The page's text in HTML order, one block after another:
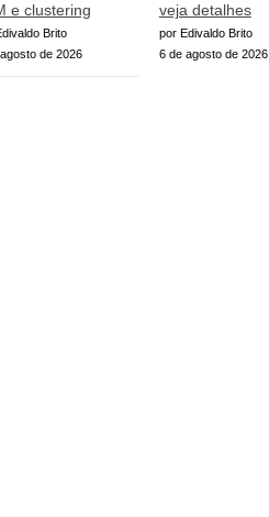
e clustering
Brito
de 2026
veja detalhes
por Edivaldo Brito
6 de agosto de 2026